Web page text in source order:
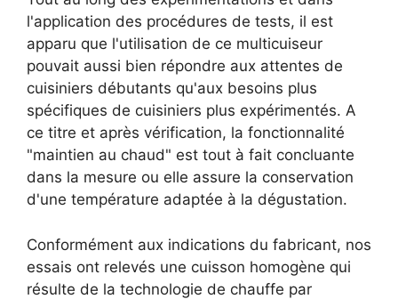
l'application des procédures de tests, il est
apparu que l'utilisation de ce multicuiseur
pouvait aussi bien répondre aux attentes de
cuisiniers débutants qu'aux besoins plus
spécifiques de cuisiniers plus expérimentés. A
ce titre et après vérification, la fonctionnalité
"maintien au chaud" est tout à fait concluante
dans la mesure ou elle assure la conservation
d'une température adaptée à la dégustation.
Conformément aux indications du fabricant, nos
essais ont relevés une cuisson homogène qui
résulte de la technologie de chauffe par